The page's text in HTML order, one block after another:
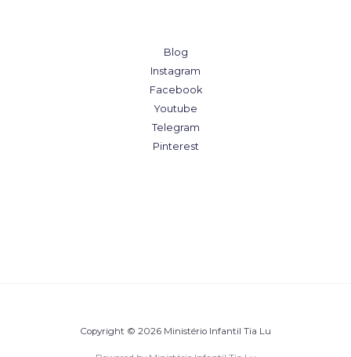
Blog
Instagram
Facebook
Youtube
Telegram
Pinterest
Copyright © 2026 Ministério Infantil Tia Lu